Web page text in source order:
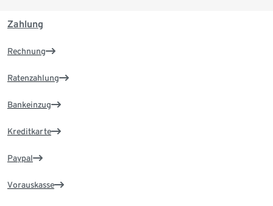
Zahlung
Rechnung
Ratenzahlung
Bankeinzug
Kreditkarte
Paypal
Vorauskasse